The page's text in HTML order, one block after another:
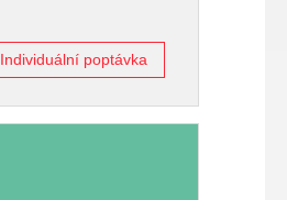
Individuální poptávka